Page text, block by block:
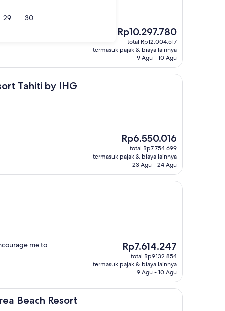
29 30
Harga
sekarang
Rp10.297.780
Rp10.297.780
total Rp12.004.517
termasuk pajak & biaya lainnya
9 Agu - 10 Agu
Tahiti by IHG
by IHG
Harga
sekarang
Rp6.550.016
Rp6.550.016
total Rp7.754.699
termasuk pajak & biaya lainnya
23 Agu - 24 Agu
me to
Harga
sekarang
Rp7.614.247
Rp7.614.247
total Rp9.132.854
termasuk pajak & biaya lainnya
9 Agu - 10 Agu
Beach Resort
Resort